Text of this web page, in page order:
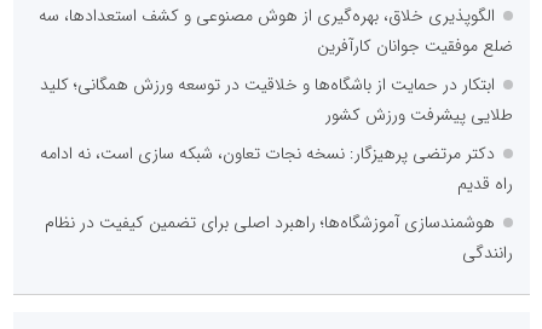
الگوپذیری خلاق، بهره‌گیری از هوش مصنوعی و کشف استعدادها، سه
ضلع موفقیت جوانان کارآفرین
ابتکار در حمایت از باشگاه‌ها و خلاقیت در توسعه ورزش همگانی؛ کلید
طلایی پیشرفت ورزش کشور
دکتر مرتضی پرهیزگار: نسخه نجات تعاون، شبکه سازی است، نه ادامه
راه قدیم
هوشمندسازی آموزشگاه‌ها؛ راهبرد اصلی برای تضمین کیفیت در نظام
رانندگی